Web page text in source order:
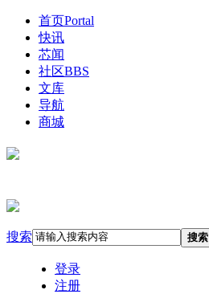
首页Portal
快讯
芯闻
社区BBS
文库
导航
商城
搜索 搜索
登录
注册